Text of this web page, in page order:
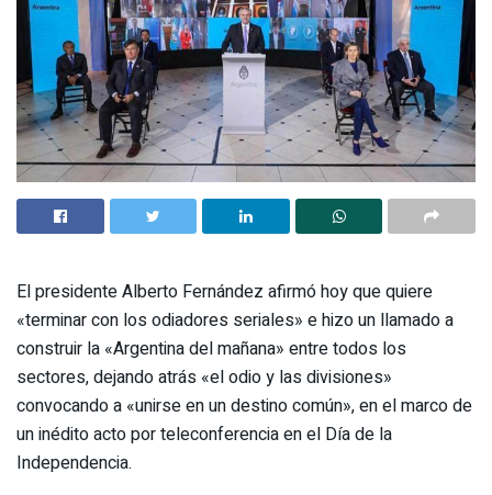
El presidente Alberto Fernández afirmó hoy que quiere
«terminar con los odiadores seriales» e hizo un llamado a
construir la «Argentina del mañana» entre todos los
sectores, dejando atrás «el odio y las divisiones»
convocando a «unirse en un destino común», en el marco de
un inédito acto por teleconferencia en el Día de la
Independencia.